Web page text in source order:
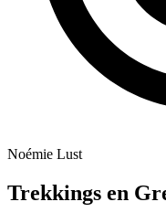
Noémie Lust
Trekkings en